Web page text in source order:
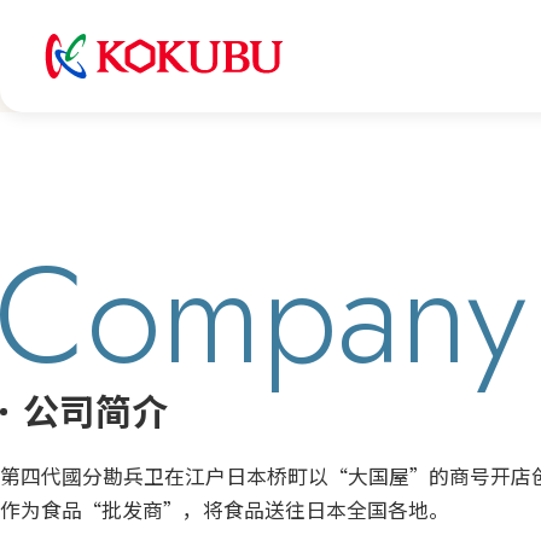
公司简介
第四代國分勘兵卫在江户日本桥町以“大国屋”的商号开店
作为食品“批发商”，将食品送往日本全国各地。